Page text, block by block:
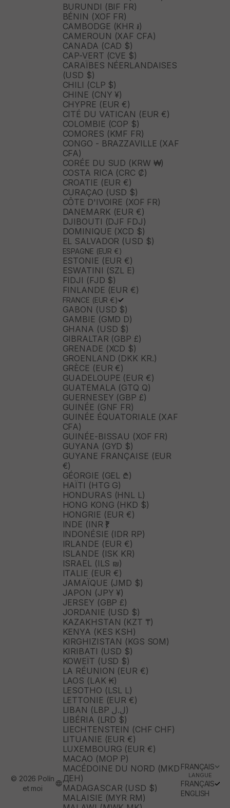
BURUNDI (BIF FR)
BÉNIN (XOF FR)
CAMBODGE (KHR ៛)
CAMEROUN (XAF CFA)
CANADA (CAD $)
CAP-VERT (CVE $)
CARAÏBES NÉERLANDAISES
(USD $)
CHILI (CLP $)
CHINE (CNY ¥)
CHYPRE (EUR €)
CITÉ DU VATICAN (EUR €)
COLOMBIE (COP $)
COMORES (KMF FR)
CONGO - BRAZZAVILLE (XAF
CFA)
CORÉE DU SUD (KRW ₩)
COSTA RICA (CRC ₡)
CROATIE (EUR €)
CURAÇAO (USD $)
CÔTE D'IVOIRE (XOF FR)
DANEMARK (EUR €)
DJIBOUTI (DJF FDJ)
DOMINIQUE (XCD $)
EL SALVADOR (USD $)
ESPAGNE (EUR €)
ESTONIE (EUR €)
ESWATINI (SZL E)
FIDJI (FJD $)
FINLANDE (EUR €)
FRANCE (EUR €)
GABON (USD $)
GAMBIE (GMD D)
GHANA (USD $)
GIBRALTAR (GBP £)
GRENADE (XCD $)
GROENLAND (DKK KR.)
GRÈCE (EUR €)
GUADELOUPE (EUR €)
GUATEMALA (GTQ Q)
GUERNESEY (GBP £)
GUINÉE (GNF FR)
GUINÉE ÉQUATORIALE (XAF
CFA)
GUINÉE-BISSAU (XOF FR)
GUYANA (GYD $)
GUYANE FRANÇAISE (EUR
€)
GÉORGIE (GEL ₾)
HAÏTI (HTG G)
HONDURAS (HNL L)
HONG KONG (HKD $)
HONGRIE (EUR €)
INDE (INR ₹)
INDONÉSIE (IDR RP)
IRLANDE (EUR €)
ISLANDE (ISK KR)
ISRAËL (ILS ₪)
ITALIE (EUR €)
JAMAÏQUE (JMD $)
JAPON (JPY ¥)
JERSEY (GBP £)
JORDANIE (USD $)
KAZAKHSTAN (KZT ₸)
KENYA (KES KSH)
KIRGHIZISTAN (KGS SOM)
KIRIBATI (USD $)
KOWEÏT (USD $)
LA RÉUNION (EUR €)
LAOS (LAK ₭)
LESOTHO (LSL L)
LETTONIE (EUR €)
LIBAN (LBP ل.ل)
LIBÉRIA (LRD $)
LIECHTENSTEIN (CHF CHF)
LITUANIE (EUR €)
LUXEMBOURG (EUR €)
MACAO (MOP P)
MACÉDOINE DU NORD (MKD
ДЕН)
MADAGASCAR (USD $)
MALAISIE (MYR RM)
FRANÇAIS
LANGUE
FRANÇAIS
ENGLISH
© 2026 Polín
et moi